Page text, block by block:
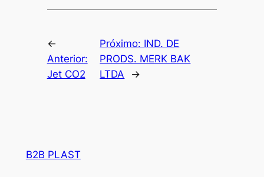
←
Anterior:
Jet CO2
Próximo: IND. DE
PRODS. MERK BAK
LTDA
→
B2B PLAST